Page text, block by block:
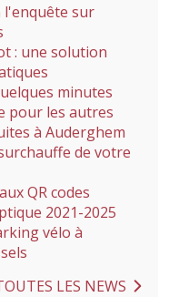
l'enquête sur
: une solution
minutes
pour les autres
à Auderghem
de votre
QR codes
2021-2025
vélo à
LES NEWS